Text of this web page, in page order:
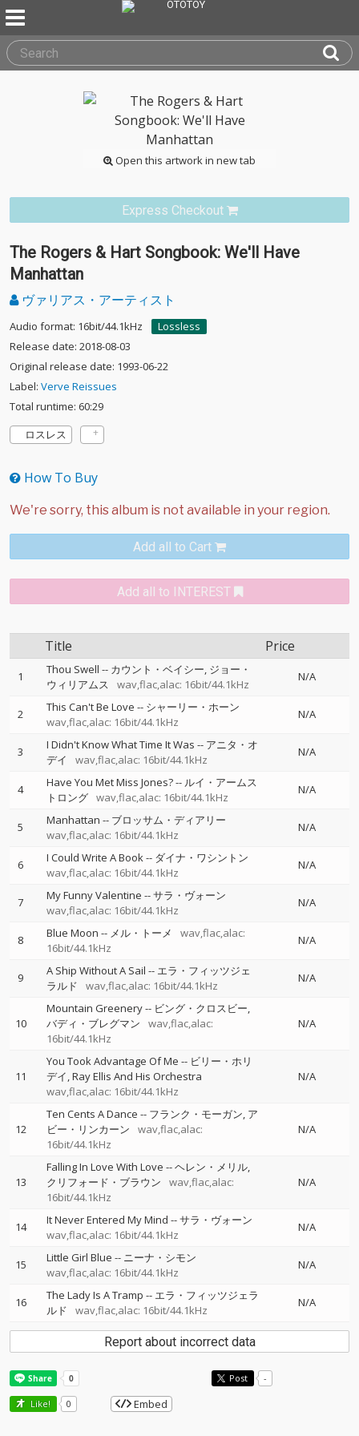
Open this artwork in new tab
Express Checkout
The Rogers & Hart Songbook: We'll Have
Manhattan
ヴァリアス・アーティスト
Audio format: 16bit/44.1kHz
Lossless
Release date: 2018-08-03
Original release date: 1993-06-22
Label: Verve Reissues
Total runtime: 60:29
ロスレス
How To Buy
Add all to Cart
Add all to INTEREST
Title Price
1 Thou Swell -- カウント・ベイシー ジョー・
ウィリアムス
wav,flac,alac: 16bit/44.1kHz
N/A
2 This Can't Be Love -- シャーリー・ホーン
wav,flac,alac: 16bit/44.1kHz
N/A
3 I Didn't Know What Time It Was -- アニタ・オ
デイ
wav,flac,alac: 16bit/44.1kHz
N/A
4 Have You Met Miss Jones?-- ルイ・アームス
トロング wav,flac,alac: 16bit/44.1kHz
N/A
5 Manhattan -- ブロッサム・ディアリー
wav,flac,alac: 16bit/44.1kHz
N/A
6 I Could Write A Book-- ダイナ・ワシントン
wav,flac,alac: 16bit/44.1kHz
N/A
7 My Funny Valentine --サラ・ヴォーン
wav,flac,alac: 16bit/44.1kHz
N/A
8 Blue Moon -- メル・トーメ
wav,flac,alac:
16bit/44.1kHz
N/A
9 A Ship Without A Sail -- エラ・フィッツジェ
ラルド
wav,flac,alac: 16bit/44.1kHz
N/A
10
Mountain Greenery-- ビング・クロスビー
バディ・ブレグマン
wav,flac,alac:
16bit/44.1kHz
N/A
11
You Took Advantage Of Me -- ビリー・ホリ
デイ Ray Ellis And His Orchestra
wav,flac,alac: 16bit/44.1kHz
N/A
12
Ten Cents A Dance -- フランク・モーガン ア
ビー・リンカーン
wav,flac,alac:
16bit/44.1kHz
N/A
13
Falling In Love With Love --ヘレン・メリル
クリフォード・ブラウン
wav,flac,alac:
16bit/44.1kHz
N/A
14 It Never Entered My Mind --サラ・ヴォーン
wav,flac,alac: 16bit/44.1kHz
N/A
15 Little Girl Blue -- ニーナ・シモン
wav,flac,alac: 16bit/44.1kHz
N/A
16 The Lady Is A Tramp -- エラ・フィッツジェラ
ルド
wav,flac,alac: 16bit/44.1kHz
N/A
Report about incorrect data
Post -
Like! 0 Embed